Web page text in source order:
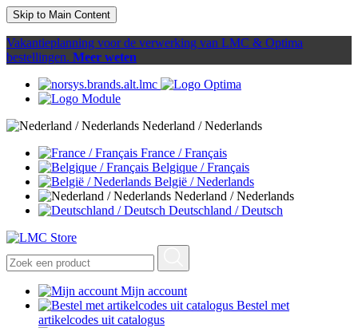
Skip to Main Content
Vakantieplanning voor de verwerking van LMC & Optima
bestellingen. Meer weten
Nederland / Nederlands
France / Français
Belgique / Français
België / Nederlands
Nederland / Nederlands
Deutschland / Deutsch
Mijn account
Bestel met
artikelcodes uit catalogus